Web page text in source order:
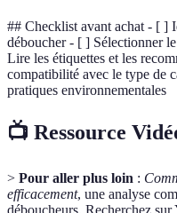
## Checklist avant achat - [ ]
déboucher - [ ] Sélectionner
Lire les étiquettes et les
compatibilité avec le type de
pratiques environnementales
📺 Ressource
> Pour aller plus loin :
efficacement, une analyse
déboucheurs. Recherchez